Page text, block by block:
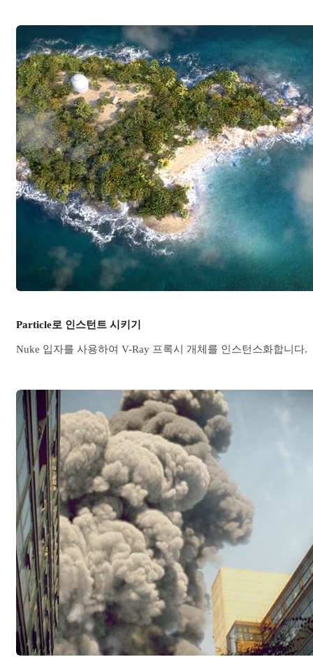
Particle로 인스턴트 시키기
Nuke 입자를 사용하여 V-Ray 프록시 개체를 인스턴스화합니다.